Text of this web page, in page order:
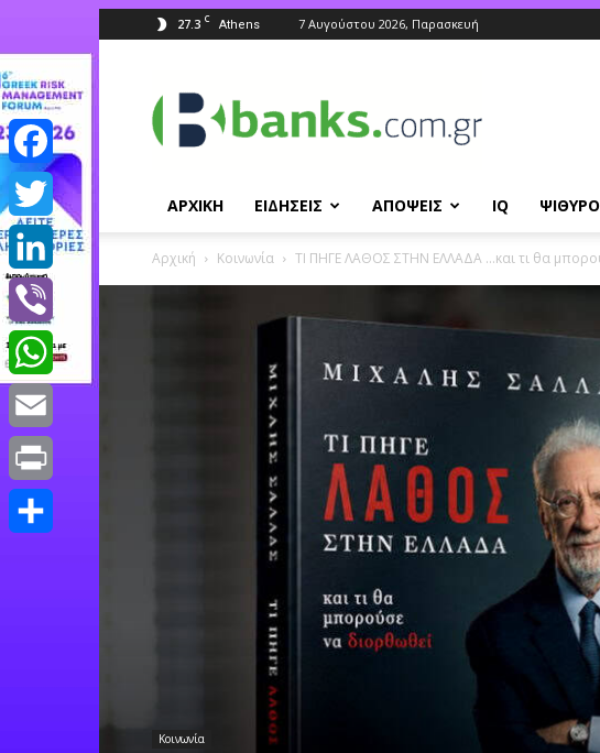
27.3 C Athens 7 Αυγούστου 2026, Παρασκευή
ΑΡΧΙΚΗ ΕΙΔΗΣΕΙΣ ΑΠΟΨΕΙΣ IQ
Αρχική Κοινωνία ΤΙ ΠΗΓΕ ΛΑΘΟΣ ΣΤΗΝ ΕΛΛΑΔΑ …και τι θα
Κοινωνία
Facebook
Twitter
LinkedIn
Viber
WhatsApp
Email
Print